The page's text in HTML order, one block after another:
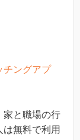
チングアプ
家と職場の行
無料で利用